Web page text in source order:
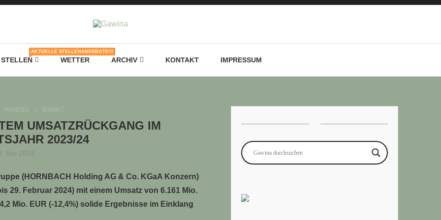
STELLEN
AKTUELLE STELLENANGEBOTE!!!
WETTER ARCHIV KONTAKT IMPRESSUM
UMSATZRÜCKGANG IM
2023/24
Mai 2024
(HORNBACH Holding AG & Co. KGaA Konzern)
29. Februar 2024) mit einem Umsatz von 6.161 Mio.
Mio. EUR (-12,4%) solide Ergebnisse im Einklang